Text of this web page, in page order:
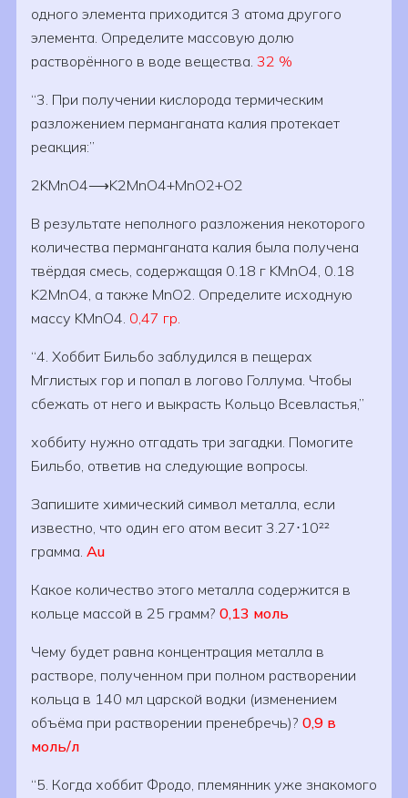
одного элемента приходится 3 атома другого
элемента. Определите массовую долю
растворённого в воде вещества. 32 %
3. При получении кислорода термическим
разложением перманганата калия протекает
реакция:
2KMnO4⟶K2MnO4+MnO2+O2
В результате неполного разложения некоторого
количества перманганата калия была получена
твёрдая смесь, содержащая 0.18 г KMnO4, 0.18
K2MnO4, а также MnO2. Определите исходную
массу KMnO4. 0,47 гр.
4. Хоббит Бильбо заблудился в пещерах
Мглистых гор и попал в логово Голлума. Чтобы
сбежать от него и выкрасть Кольцо Всевластья,
хоббиту нужно отгадать три загадки. Помогите
Бильбо, ответив на следующие вопросы.
Запишите химический символ металла, если
известно, что один его атом весит 3.27⋅10²²
грамма. Аu
Какое количество этого металла содержится в
кольце массой в 25 грамм? 0,13 моль
Чему будет равна концентрация металла в
растворе, полученном при полном растворении
кольца в 140 мл царской водки (изменением
объёма при растворении пренебречь)? 0,9 в
моль/л
5. Когда хоббит Фродо, племянник уже знакомого